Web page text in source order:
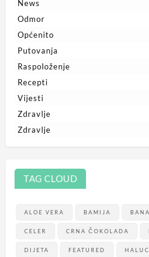
News
Odmor
Općenito
Putovanja
Raspoloženje
Recepti
Vijesti
Zdravlje
Zdravlje
TAG CLOUD
ALOE VERA BAMIJA
CELER CRNA ČOKOLADA
DIJETA FEATURED